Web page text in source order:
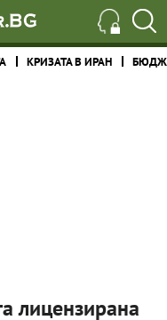
КРИЗАТА В ИРАН
лицензирана